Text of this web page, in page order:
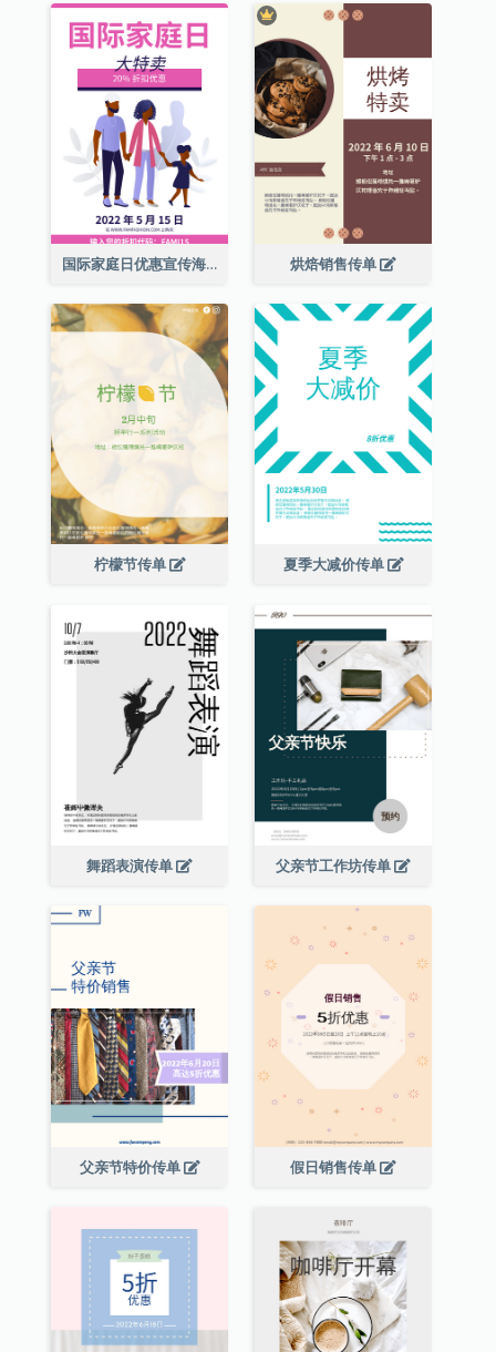
国际家庭日优惠宣传海报 烘焙销售传单
柠檬节传单 夏季大减价传单
舞蹈表演传单 父亲节工作坊传单
父亲节特价传单 假日销售传单